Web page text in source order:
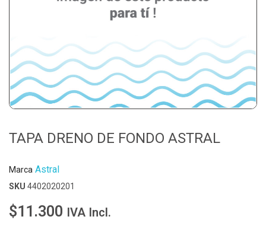
TAPA DRENO DE FONDO ASTRAL
Marca Astral
SKU 4402020201
$11.300 IVA Incl.